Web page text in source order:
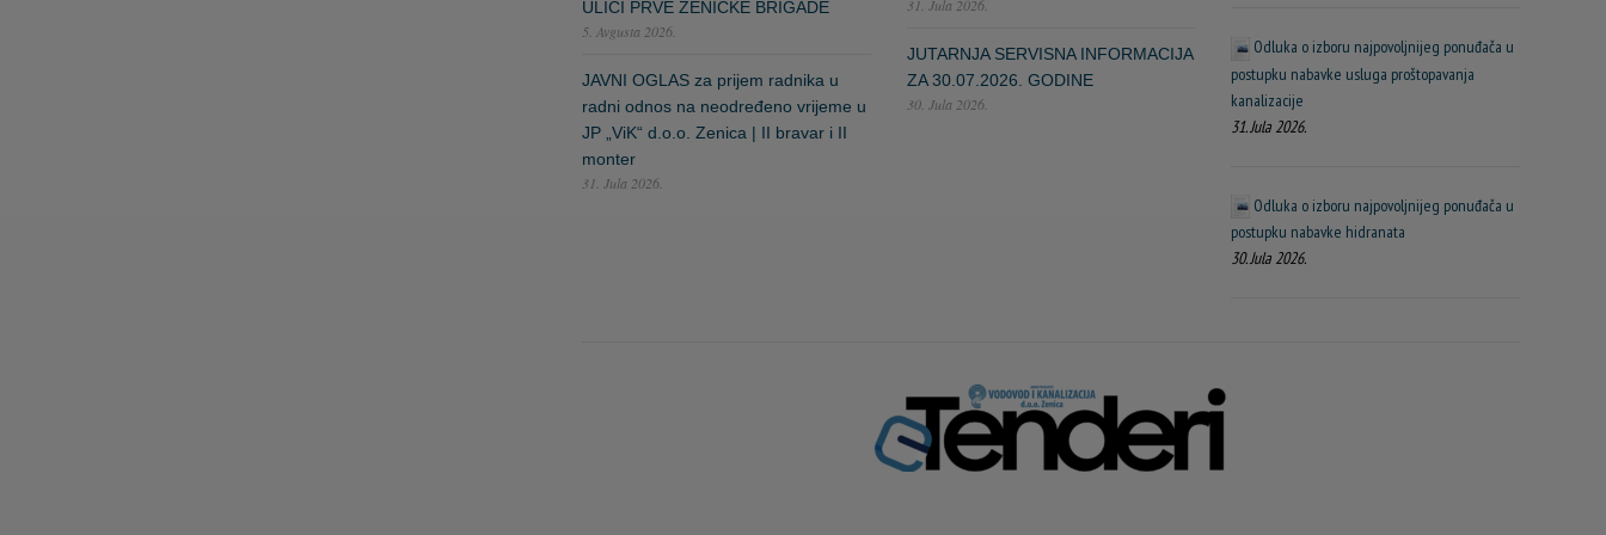
ULICI PRVE ZENIČKE BRIGADE
5. Avgusta 2026.
JAVNI OGLAS za prijem radnika u
radni odnos na neodređeno vrijeme u
JP „ViK“ d.o.o. Zenica | II bravar i II
monter
31. Jula 2026.
31. Jula 2026.
JUTARNJA SERVISNA INFORMACIJA
ZA 30.07.2026. GODINE
30. Jula 2026.
Odluka o izboru najpovoljnijeg ponuđača u
postupku nabavke usluga proštopavanja
kanalizacije
31. Jula 2026.
Odluka o izboru najpovoljnijeg ponuđača u
postupku nabavke hidranata
30. Jula 2026.